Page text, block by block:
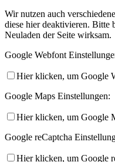
Wir nutzen auch
diese hier deaktivieren. Bitte
Neuladen der Seite wirksam.
Google Webfont
Hier klicken, um Google
Google Maps Einstellungen:
Hier klicken, um Google
Google reCaptcha
Hier klicken, um Google